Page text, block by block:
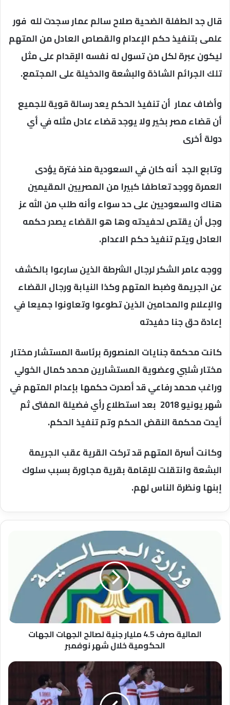
قال جد الطفلة الضحية صلاح سالم عمار سجدت لله فور
علمى بتنفيذ حكم الإعدام والقصاص العادل من المتهم
ليكون عبرة لكل من تسول له نفسه الإقدام على مثل
تلك الجرائم الشاذة والبشعة والدخيلة على المجتمع.
وأضاف عمار أن تنفيذ الحكم يعد رسالة قوية للجميع
أن قضاء مصر بخير ولا يوجد قضاء عادل مثله في أي
دولة أخرى
وتابع الجد أنه كان في السعودية منذ فترة يؤدى
العمرة ووجد تعاطفا كبيرا من المصريين المقيمين
هناك والسعوديين على حد سواء وأنه طلب من الله عز
وجل أن يقتص لحفيدته وها هو القضاء يصدر حكمه
العادل ويتم تنفيذ حكم الاعدام.
ووجه عامر الشكر لرجال الشرطة الذين سارعوا بالكشف
عن الجريمة وضبط المتهم وكذا النيابة ورجال القضاء
والإعلام والمحامين الذين تطوعوا وتعاونوا جميعا في
إعادة حق جنا حفيدته
كانت محكمة جنايات المنصورة برئاسة المستشار مختار
مختار شلبي وعضوية المستشارين محمد كمال الخولي
وراغب محمد رفاعي قد أصدرت حكمها بإعدام المتهم في
شهر يونيو 2018 بعد استطلاع رأي فضيلة المفتى ثم
أيدت محكمة النقض الحكم وتم تنفيذ الحكم.
وكانت أسرة المتهم قد تركت القرية عقب الجريمة
البشعة وانتقلت للإقامة بقرية مجاورة بسبب سلوك
إبنها ونظرة الناس لهم.
لصالح
الجهات
الجهات
الحكومية
المالية صرف 4.5 مليار جنية لصالح الجهات الجهات
الحكومية خلال شهر نوفمبر
إتحاد